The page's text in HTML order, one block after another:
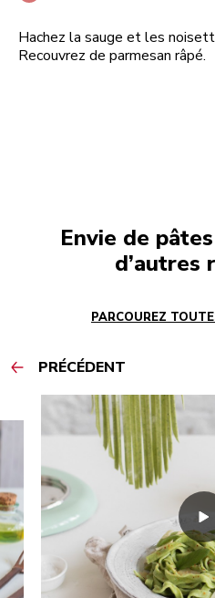
Hachez la sauge et les
Recouvrez de parmesan râpé.
Envie de
d’autres
PARCOUREZ
PRÉCÉDENT